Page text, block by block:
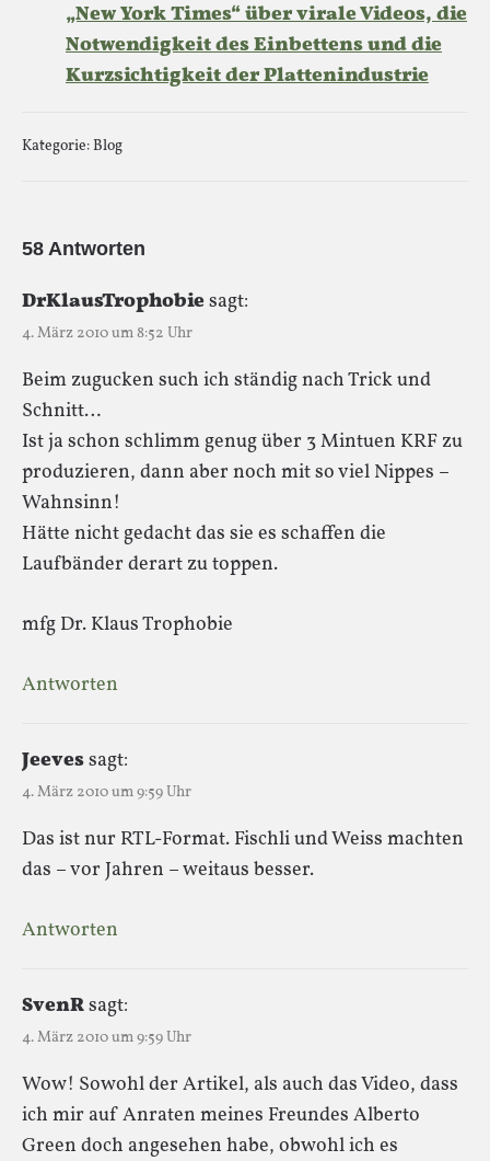
„New York Times“ über virale Videos, die
Notwendigkeit des Einbettens und die
Kurzsichtigkeit der Plattenindustrie
Kategorie:Blog
58 Antworten
DrKlausTrophobiesagt:
4. März 2010 um 8:52 Uhr
Beim zugucken such ich ständig nach Trick und
Schnitt…
Ist ja schon schlimm genug über 3 Mintuen KRF zu
produzieren, dann aber noch mit so viel Nippes –
Wahnsinn!
Hätte nicht gedacht das sie es schaffen die
Laufbänder derart zu toppen.
mfg Dr. Klaus Trophobie
Antworten
Jeevessagt:
4. März 2010 um 9:59 Uhr
Das ist nur RTL-Format. Fischli und Weiss machten
das – vor Jahren – weitaus besser.
Antworten
SvenRsagt:
4. März 2010 um 9:59 Uhr
Wow! Sowohl der Artikel, als auch das Video, dass
ich mir auf Anraten meines Freundes Alberto
Green doch angesehen habe, obwohl ich es